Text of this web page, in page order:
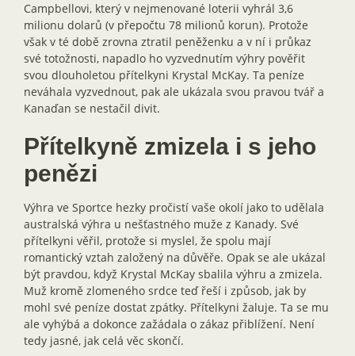
Campbellovi, který v nejmenované loterii vyhrál 3,6
milionu dolarů (v přepočtu 78 milionů korun). Protože
však v té době zrovna ztratil peněženku a v ní i průkaz
své totožnosti, napadlo ho vyzvednutím výhry pověřit
svou dlouholetou přítelkyni Krystal McKay. Ta peníze
neváhala vyzvednout, pak ale ukázala svou pravou tvář a
Kanaďan se nestačil divit.
Přítelkyně zmizela i s jeho
penězi
Výhra ve Sportce hezky pročistí vaše okolí jako to udělala
australská výhra u nešťastného muže z Kanady. Své
přítelkyni věřil, protože si myslel, že spolu mají
romantický vztah založený na důvěře. Opak se ale ukázal
být pravdou, když Krystal McKay sbalila výhru a zmizela.
Muž kromě zlomeného srdce teď řeší i způsob, jak by
mohl své peníze dostat zpátky. Přítelkyni žaluje. Ta se mu
ale vyhýbá a dokonce zažádala o zákaz přiblížení. Není
tedy jasné, jak celá věc skončí.